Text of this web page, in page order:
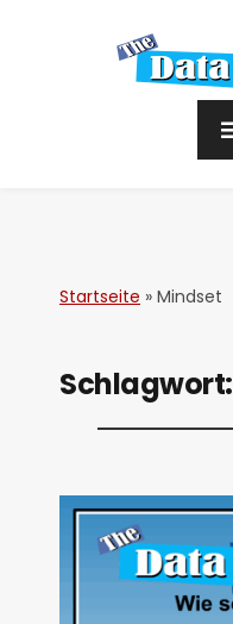
Startseite » Mindset
Schlagwort: